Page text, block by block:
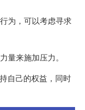
为，可以考虑寻求
量来施加压力。
自己的权益，同时